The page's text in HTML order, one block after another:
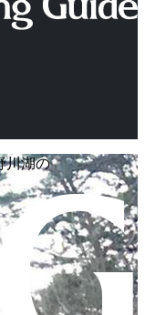
川湖の